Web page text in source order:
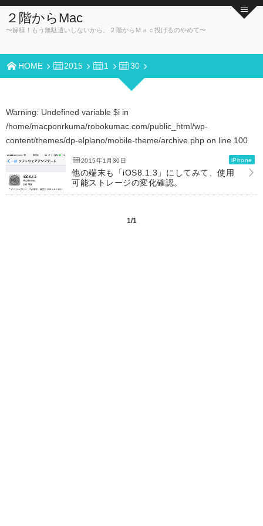
２階からMac
〜嫁様！もう無駄遣いしないから、２階からＭａｃ投げるのやめて〜
HOME 2015 1 30
Warning: Undefined variable $i in
/home/macponrkuma/robokumac.com/public_html/wp-
content/themes/dp-elplano/mobile-theme/archive.php on line 100
2015年1月30日 iPhone
他の端末も「iOS8.1.3」にしてみて、使用
可能ストレージの変化確認。
1/1